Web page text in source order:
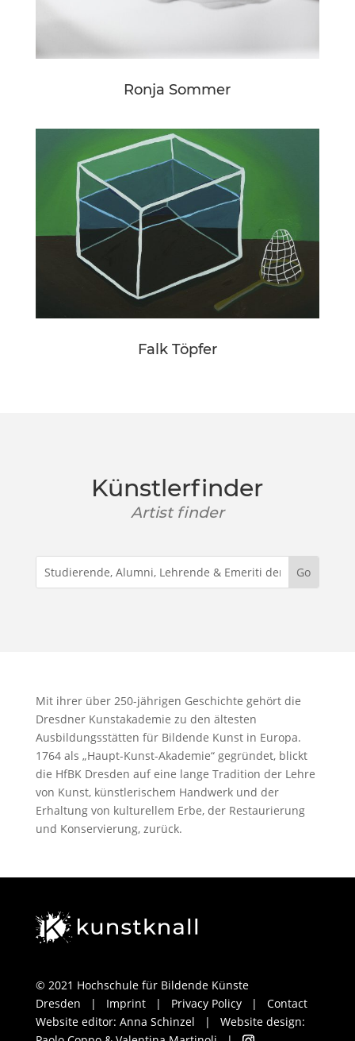
Ronja Sommer
Falk Töpfer
Künstlerfinder
Artist finder
Mit ihrer über 250-jährigen Geschichte gehört die
Dresdner Kunstakademie zu den ältesten
Ausbildungsstätten für Bildende Kunst in Europa.
1764 als „Haupt-Kunst-Akademie“ gegründet, blickt
die HfBK Dresden auf eine lange Tradition der Lehre
von Kunst, künstlerischem Handwerk und der
Erhaltung von kulturellem Erbe, der Restaurierung
und Konservierung, zurück.
© 2021 Hochschule für Bildende Künste
Dresden | Imprint| Privacy Policy| Contact
Website editor: Anna Schinzel | Website design: